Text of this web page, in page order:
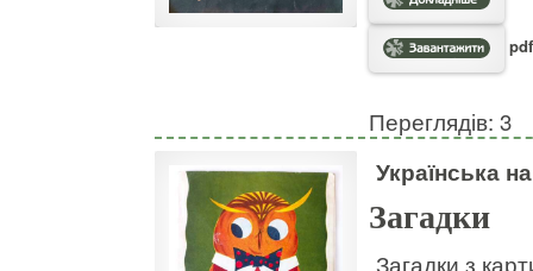
Переглядів: 3
Українська
Загадки
Загадки з